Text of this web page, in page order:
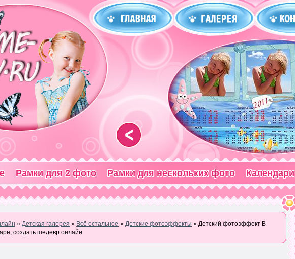
Рамки для 2 фото Рамки для нескольких фото Календари
» Детская галерея » Всё остальное » Детские фотоэффекты » Детский фотоэффект В
создать шедевр онлайн